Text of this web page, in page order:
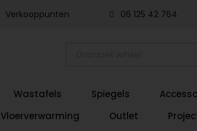
06 125 42 764
Verkooppunten
Wastafels Spiegels
Vloerverwarming Outlet